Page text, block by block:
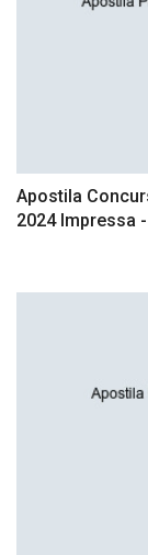
Apostila
2024 Impressa